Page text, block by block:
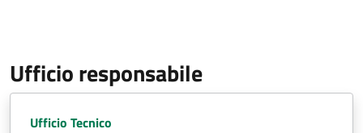
Ufficio responsabile
Ufficio Tecnico